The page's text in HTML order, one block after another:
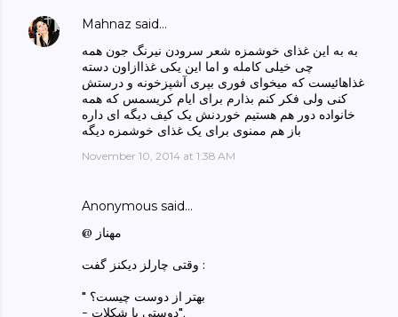
Mahnaz said…
به به این غذای خوشمزه شعر سرودن نیرنگ جون همه
چی خیلی کامله و اما این یکی غذاازاون دسته
غذاهائیست که میخوای فوری بپری آشپزخونه و درستش
کنی ولی فکر کنم بذارم برای ایام کریسمس که همه
خانواده دور هم هستیم خوردنش یک کیف دیگه ای داره
باز هم ممنوی برای یک غذای خوشمزه دیگه
November 10, 2014 at 1:38 AM
Anonymous said…
@ مهناز
وقتی چارلز دیکنز گفت :
" بهتر از دوست چیست؟
- دوستی با شکلات",